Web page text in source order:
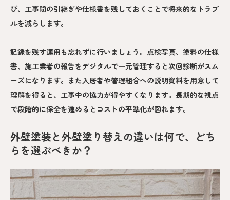
び、工事間の引継ぎや仕様書を残しておくことで将来的なトラブ
ルを減らします。
記録を残す運用も忘れずに行いましょう。点検写真、塗料の仕様
書、施工業者の報告をデジタルで一元管理すると次回診断がスム
ーズになります。また入居者や管理組合への説明資料を用意して
理解を得ると、工事中の協力が得やすくなります。長期的な視点
で段階的に保全を進めるとコストの平準化が図れます。
外壁塗装と外壁塗り替えの違いは何で、どち
らを選ぶべきか？